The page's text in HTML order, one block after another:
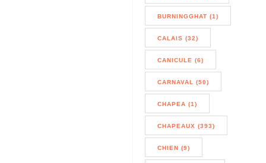
BURNINGGHAT (1)
CALAIS (32)
CANICULE (6)
CARNAVAL (50)
CHAPEA (1)
CHAPEAUX (393)
CHIEN (9)